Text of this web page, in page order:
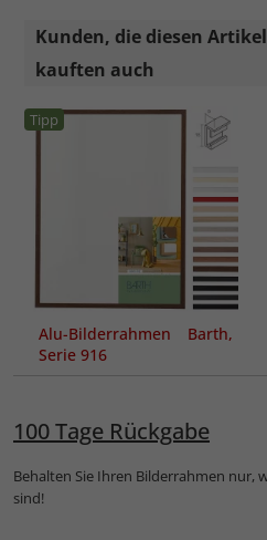
Kunden, die diesen
kauften auch
Tipp
Alu-Bilderrahmen Barth,
Serie 916
100 Tage Rückgabe
Behalten Sie Ihren Bilderrahmen nur,
sind!